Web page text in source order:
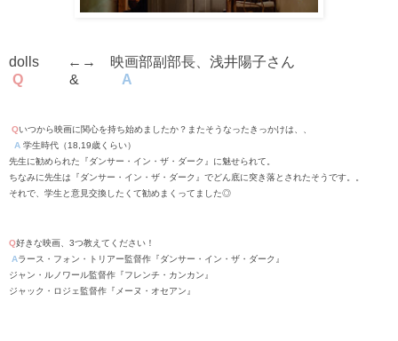
dolls ←→ 映画部副部長、浅井陽子さん
Q
& A
Qいつから映画に関心を持ち始めましたか？またそうなったきっかけは、、
A 学生時代（18,19歳くらい）
先生に勧められた『ダンサー・イン・ザ・ダーク』に魅せられて。
ちなみに先生は『ダンサー・イン・ザ・ダーク』でどん底に突き落とされたそうです。。
それで、学生と意見交換したくて勧めまくってました◎
Q好きな映画、 3つ教えてください！
Aラース・フォン・トリアー監督作『ダンサー・イン・ザ・ダーク』
ジャン・ルノワール監督作『フレンチ・カンカン』
ジャック・ロジェ監督作『メーヌ・オセアン』